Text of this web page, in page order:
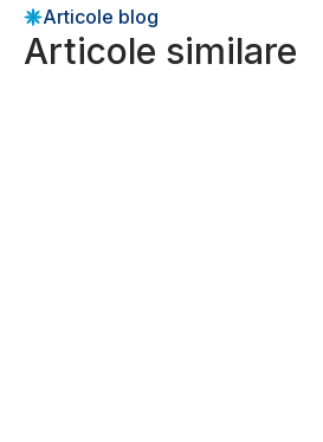
Articole blog
Articole similare